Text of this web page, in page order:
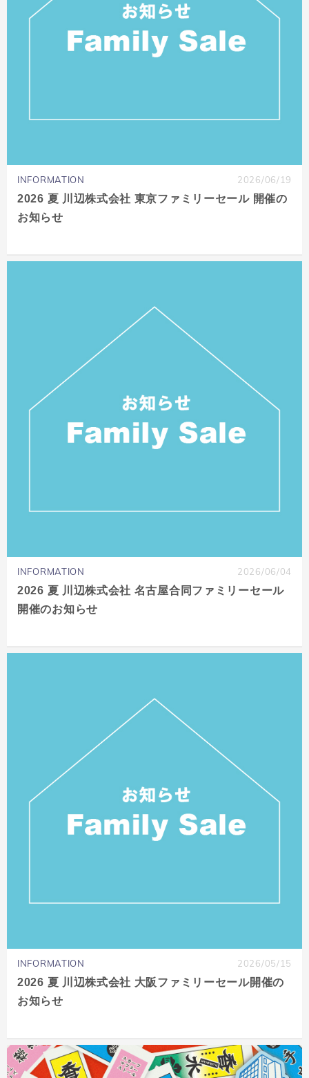
INFORMATION 2026/06/19
2026 夏 川辺株式会社 東京ファミリーセール 開催の
お知らせ
INFORMATION 2026/06/04
2026 夏 川辺株式会社 名古屋合同ファミリーセール
開催のお知らせ
INFORMATION 2026/05/15
2026 夏 川辺株式会社 大阪ファミリーセール開催の
お知らせ